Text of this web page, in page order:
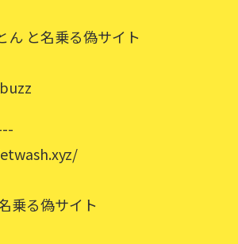
ん と名乗る偽サイト
乗る偽サイト